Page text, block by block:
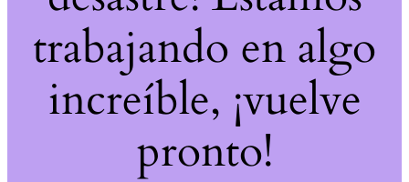
trabajando en algo
increíble, ¡vuelve
pronto!